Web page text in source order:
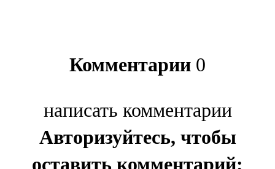
Комментарии 0
написать комментарии
Авторизуйтесь, чтобы
оставить комментарий: